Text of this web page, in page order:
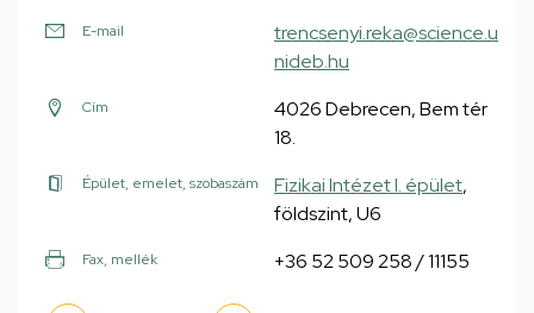
E-mail
trencsenyi.reka@science.u
nideb.hu
Cím
4026 Debrecen, Bem tér
18.
Épület, emelet, szobaszám Fizikai Intézet I. épület,
földszint, U6
Fax, mellék +36 52 509 258 / 11155